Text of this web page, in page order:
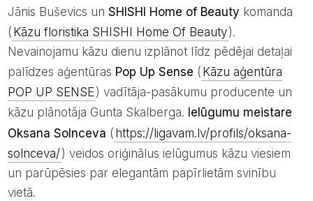
Jānis Buševics un SHISHI Home of Beauty komanda
( Kāzu floristika SHISHI Home Of Beauty).
Nevainojamu kāzu dienu izplānot līdz pēdējai detaļai
palīdzes aģentūras Pop Up Sense ( Kāzu aģentūra
POP UP SENSE) vadītāja-pasākumu producente un
kāzu plānotāja Gunta Skalberga. Ielūgumu meistare
Oksana Solnceva ( https://ligavam.lv/profils/oksana-
solnceva/) veidos oriģinālus ielūgumus kāzu viesiem
un parūpēsies par elegantām papīrlietām svinību
vietā.